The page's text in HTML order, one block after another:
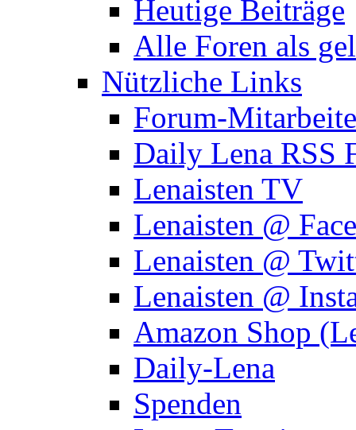
Heutige Beiträge
Alle Foren als
Nützliche Links
Forum-
Daily Lena RSS
Lenaisten TV
Lenaisten @
Lenaisten @
Lenaisten @
Amazon Shop
Daily-Lena
Spenden